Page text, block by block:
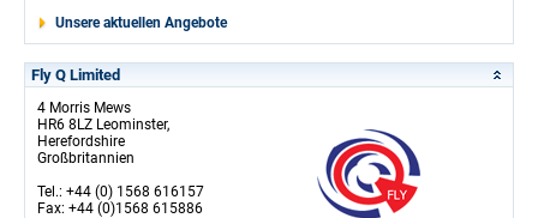
Unsere aktuellen Angebote
Fly Q Limited
4 Morris Mews
HR6 8LZ Leominster,
Herefordshire
Großbritannien
Tel.: +44 (0) 1568 616157
Fax: +44 (0)1568 615886